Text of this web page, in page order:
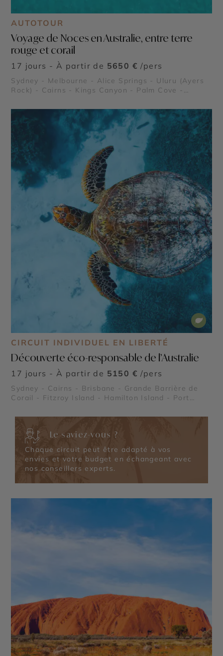
AUTOTOUR
Voyage de Noces en Australie, entre terre
rouge et corail
17 jours - À partir de 5650 € /pers
Sydney - Melbourne - Alice Springs - Uluru (Ayers
Rock) - Cairns - Kings Canyon - Palm Cove -
Daintree - Fitzroy Island - Hamilton Island -
Whitsundays - Fraser Island
CIRCUIT INDIVIDUEL EN LIBERTÉ
Découverte éco-responsable de l’Australie
17 jours - À partir de 5150 € /pers
Sydney - Cairns - Brisbane - Grande Barrière de
Corail - Fitzroy Island - Hamilton Island - Port
- Whitsundays - Fraser Island
Le saviez-vous ?
Chaque circuit peut être adapté à vos
envies et votre budget en échangeant avec
nos conseillers experts.